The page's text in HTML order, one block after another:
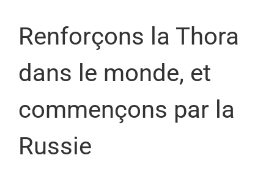
Renforçons la Thora
dans le monde, et
commençons par la
Russie